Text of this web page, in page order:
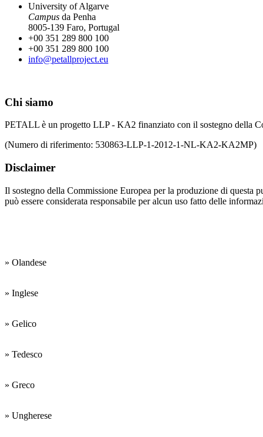
University of Algarve
Campus da Penha
8005-139 Faro, Portugal
+00 351 289 800 100
+00 351 289 800 100
info@petallproject.eu
Chi siamo
PETALL è un progetto LLP - KA2 finanziato con il sostegno della
(Numero di riferimento: 530863-LLP-1-2012-1-NL-KA2-KA2MP)
Disclaimer
Il sostegno della Commissione Europea per la produzione di questa
può essere considerata responsabile per alcun uso fatto delle
» Olandese
» Inglese
» Gelico
» Tedesco
» Greco
» Ungherese